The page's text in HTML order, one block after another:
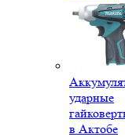
ударные
в Актобе